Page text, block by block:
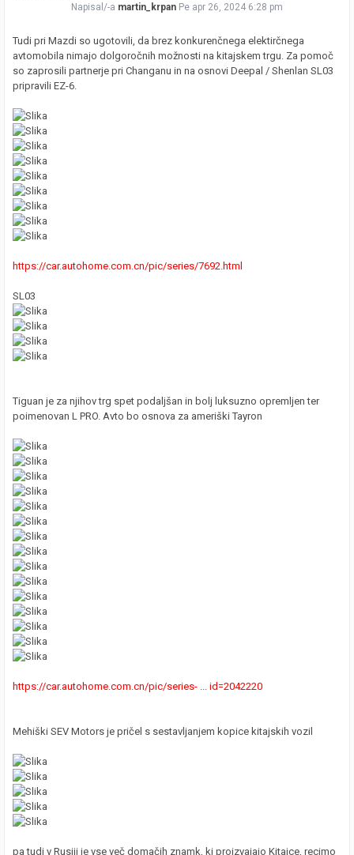
Napisal/-a martin_krpan Pe apr 26, 2024 6:28 pm
Tudi pri Mazdi so ugotovili, da brez konkurenčnega elektirčnega
avtomobila nimajo dolgoročnih možnosti na kitajskem trgu. Za pomoč
so zaprosili partnerje pri Changanu in na osnovi Deepal / Shenlan SL03
pripravili EZ-6.
https://car.autohome.com.cn/pic/series/7692.html
SL03
Tiguan je za njihov trg spet podaljšan in bolj luksuzno opremljen ter
poimenovan L PRO. Avto bo osnova za ameriški Tayron
https://car.autohome.com.cn/pic/series- ... id=2042220
Mehiški SEV Motors je pričel s sestavljanjem kopice kitajskih vozil
pa tudi v Rusiji je vse več domačih znamk, ki proizvajajo Kitajce, recimo